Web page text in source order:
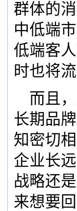
群体的
中低端
低端客
时也将
而且，
长期品
知密切
企业长
战略还
来想要